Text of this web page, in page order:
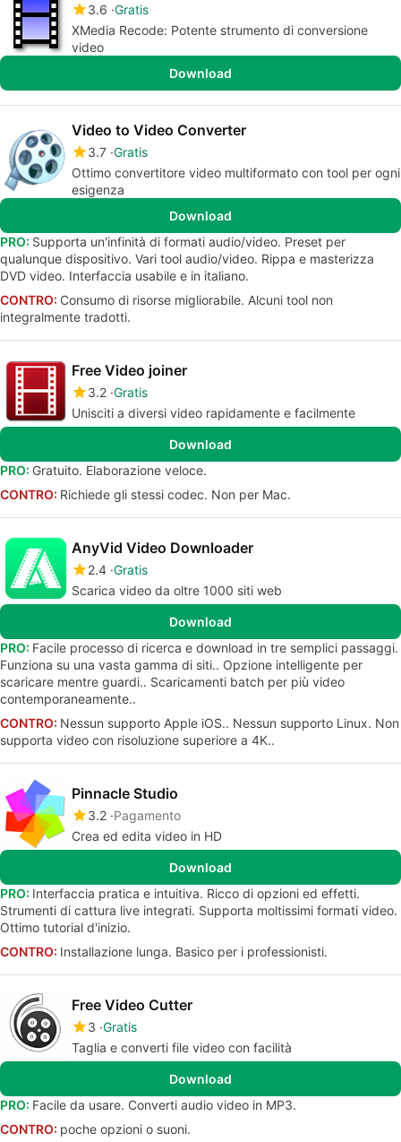
3.6 Gratis
XMedia Recode: Potente strumento di conversione
video
Download
Video to Video Converter
3.7 Gratis
Ottimo convertitore video multiformato con tool per ogni
esigenza
Download
PRO: Supporta un'infinità di formati audio/video. Preset per
qualunque dispositivo. Vari tool audio/video. Rippa e masterizza
DVD video. Interfaccia usabile e in italiano.
CONTRO: Consumo di risorse migliorabile. Alcuni tool non
integralmente tradotti.
Free Video joiner
3.2 Gratis
Unisciti a diversi video rapidamente e facilmente
Download
PRO: Gratuito. Elaborazione veloce.
CONTRO: Richiede gli stessi codec. Non per Mac.
AnyVid Video Downloader
2.4 Gratis
Scarica video da oltre 1000 siti web
Download
PRO: Facile processo di ricerca e download in tre semplici passaggi.
Funziona su una vasta gamma di siti.. Opzione intelligente per
scaricare mentre guardi.. Scaricamenti batch per più video
contemporaneamente..
CONTRO: Nessun supporto Apple iOS.. Nessun supporto Linux. Non
supporta video con risoluzione superiore a 4K..
Pinnacle Studio
3.2 Pagamento
Crea ed edita video in HD
Download
PRO: Interfaccia pratica e intuitiva. Ricco di opzioni ed effetti.
Strumenti di cattura live integrati. Supporta moltissimi formati video.
Ottimo tutorial d'inizio.
CONTRO: Installazione lunga. Basico per i professionisti.
Free Video Cutter
3 Gratis
Taglia e converti file video con facilità
Download
PRO: Facile da usare. Converti audio video in MP3.
CONTRO: poche opzioni o suoni.